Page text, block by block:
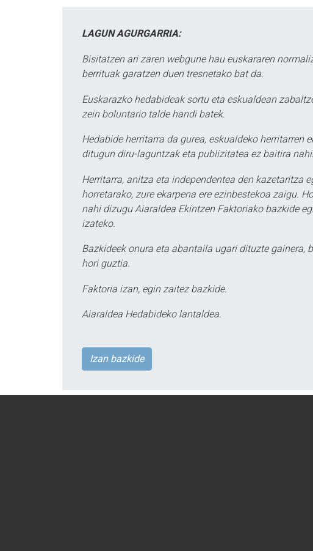
LAGUN AGURGARRIA:
Bisitatzen ari zaren webgune hau euskararen
berrituak garatzen duen tresnetako bat da.
Euskarazko hedabideak sortu eta eskualdean
zein boluntario talde handi batek.
Hedabide herritarra da gurea, eskualdeko herritarren
ditugun diru-laguntzak eta publizitatea ez baitira
Herritarra, anitza eta independentea den kazetaritza
horretarako, zure ekarpena ere ezinbestekoa zaigu.
nahi dizugu Aiaraldea Ekintzen Faktoriako bazkide
izateko.
Bazkideek onura eta abantaila ugari dituzte
hori guztia.
Faktoria izan, egin zaitez bazkide.
Aiaraldea Hedabideko lantaldea.
Izan bazkide